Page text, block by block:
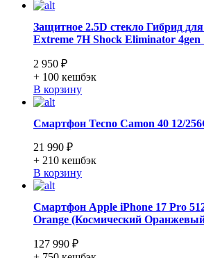
Защитное 2.5D стекло Гибрид
Extreme 7H Shock Eliminator 4gen
2 950 ₽
+ 100 кешбэк
В корзину
Смартфон Tecno Camon 40 12/
21 990 ₽
+ 210 кешбэк
В корзину
Смартфон Apple iPhone 17 Pro
Orange (Космический
127 990 ₽